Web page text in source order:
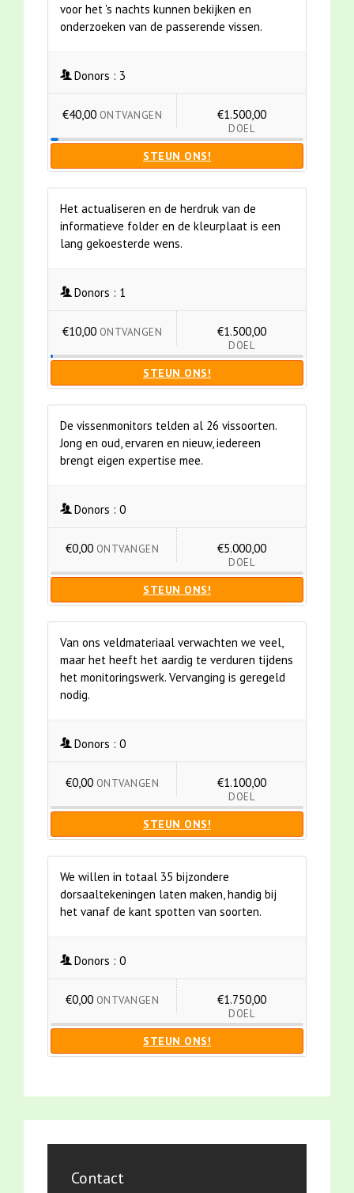
voor het 's nachts kunnen bekijken en
onderzoeken van de passerende vissen.
Donors : 3
€40,00 ONTVANGEN €1.500,00
DOEL
STEUN ONS!
Het actualiseren en de herdruk van de
informatieve folder en de kleurplaat is een
lang gekoesterde wens.
Donors : 1
€10,00 ONTVANGEN €1.500,00
DOEL
STEUN ONS!
De vissenmonitors telden al 26 vissoorten.
Jong en oud, ervaren en nieuw, iedereen
brengt eigen expertise mee.
Donors : 0
€0,00 ONTVANGEN €5.000,00
DOEL
STEUN ONS!
Van ons veldmateriaal verwachten we veel,
maar het heeft het aardig te verduren tijdens
het monitoringswerk. Vervanging is geregeld
nodig.
Donors : 0
€0,00 ONTVANGEN €1.100,00
DOEL
STEUN ONS!
We willen in totaal 35 bijzondere
dorsaaltekeningen laten maken, handig bij
het vanaf de kant spotten van soorten.
Donors : 0
€0,00 ONTVANGEN €1.750,00
DOEL
STEUN ONS!
Contact